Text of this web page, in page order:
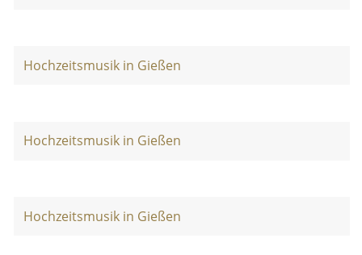
Hochzeitsmusik in Gießen
Hochzeitsmusik in Gießen
Hochzeitsmusik in Gießen